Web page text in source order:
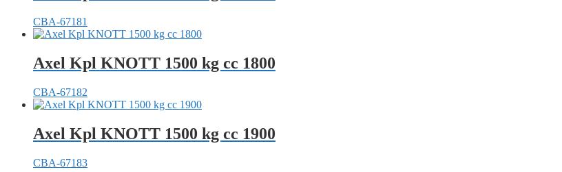
CBA-67181
Axel Kpl KNOTT 1500 kg cc 1800
CBA-67182
Axel Kpl KNOTT 1500 kg cc 1900
CBA-67183